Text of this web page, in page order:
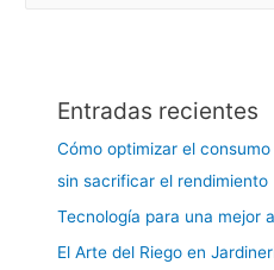
Entradas recientes
Cómo optimizar el
sin sacrificar el rendimiento
Tecnología para una mejor
El Arte del Riego en